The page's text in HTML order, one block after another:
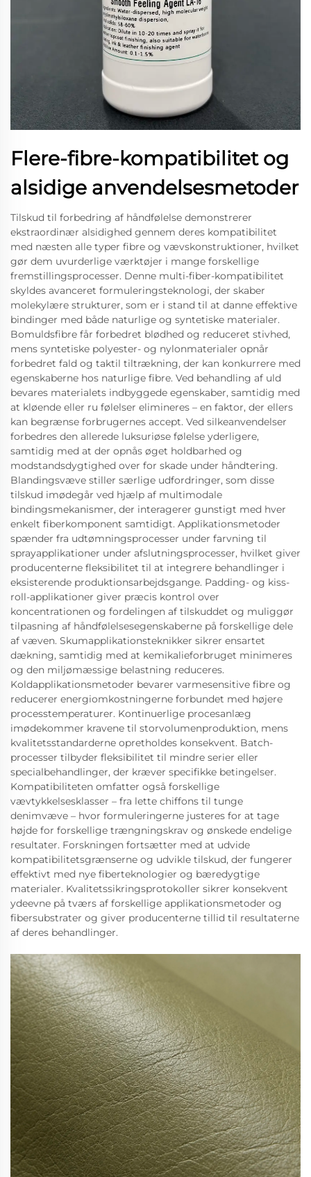
Flere-fibre-kompatibilitet og
alsidige anvendelsesmetoder
Tilskud til forbedring af håndfølelse demonstrerer
ekstraordinær alsidighed gennem deres kompatibilitet
med næsten alle typer fibre og vævskonstruktioner, hvilket
gør dem uvurderlige værktøjer i mange forskellige
fremstillingsprocesser. Denne multi-fiber-kompatibilitet
skyldes avanceret formuleringsteknologi, der skaber
molekylære strukturer, som er i stand til at danne effektive
bindinger med både naturlige og syntetiske materialer.
Bomuldsfibre får forbedret blødhed og reduceret stivhed,
mens syntetiske polyester- og nylonmaterialer opnår
forbedret fald og taktil tiltrækning, der kan konkurrere med
egenskaberne hos naturlige fibre. Ved behandling af uld
bevares materialets indbyggede egenskaber, samtidig med
at kløende eller ru følelser elimineres – en faktor, der ellers
kan begrænse forbrugernes accept. Ved silkeanvendelser
forbedres den allerede luksuriøse følelse yderligere,
samtidig med at der opnås øget holdbarhed og
modstandsdygtighed over for skade under håndtering.
Blandingsvæve stiller særlige udfordringer, som disse
tilskud imødegår ved hjælp af multimodale
bindingsmekanismer, der interagerer gunstigt med hver
enkelt fiberkomponent samtidigt. Applikationsmetoder
spænder fra udtømningsprocesser under farvning til
sprayapplikationer under afslutningsprocesser, hvilket giver
producenterne fleksibilitet til at integrere behandlinger i
eksisterende produktionsarbejdsgange. Padding- og kiss-
roll-applikationer giver præcis kontrol over
koncentrationen og fordelingen af tilskuddet og muliggør
tilpasning af håndfølelsesegenskaberne på forskellige dele
af væven. Skumapplikationsteknikker sikrer ensartet
dækning, samtidig med at kemikalieforbruget minimeres
og den miljømæssige belastning reduceres.
Koldapplikationsmetoder bevarer varmesensitive fibre og
reducerer energiomkostningerne forbundet med højere
processtemperaturer. Kontinuerlige procesanlæg
imødekommer kravene til storvolumenproduktion, mens
kvalitetsstandarderne opretholdes konsekvent. Batch-
processer tilbyder fleksibilitet til mindre serier eller
specialbehandlinger, der kræver specifikke betingelser.
Kompatibiliteten omfatter også forskellige
vævtykkelsesklasser – fra lette chiffons til tunge
denimvæve – hvor formuleringerne justeres for at tage
højde for forskellige trængningskrav og ønskede endelige
resultater. Forskningen fortsætter med at udvide
kompatibilitetsgrænserne og udvikle tilskud, der fungerer
effektivt med nye fiberteknologier og bæredygtige
materialer. Kvalitetssikringsprotokoller sikrer konsekvent
ydeevne på tværs af forskellige applikationsmetoder og
fibersubstrater og giver producenterne tillid til resultaterne
af deres behandlinger.